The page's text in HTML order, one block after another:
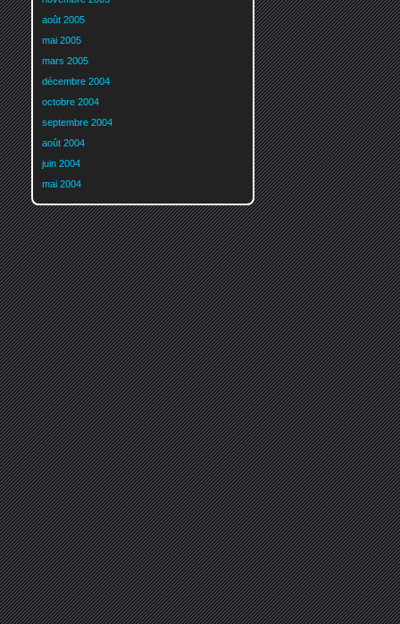
août 2005
mai 2005
mars 2005
décembre 2004
octobre 2004
septembre 2004
août 2004
juin 2004
mai 2004